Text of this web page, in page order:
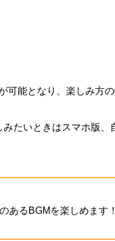
能となり、楽しみ方の
たいときはスマホ版、
あるBGMを楽しめます！